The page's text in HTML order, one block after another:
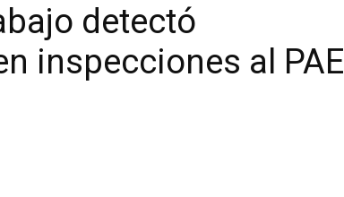
detectó
inspecciones al PAE